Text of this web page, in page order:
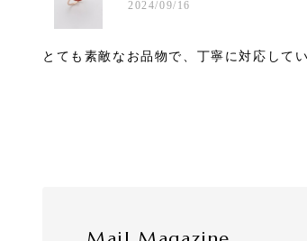
2024/09/16
とても素敵なお品物で、丁寧に対応して